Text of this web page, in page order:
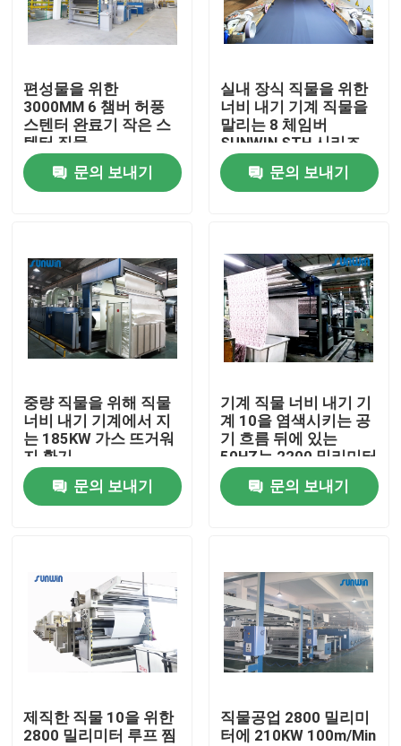
제품
우리에 대하여
공장 여행
품질 관리
연락주세요
직물 너비 내기 기계
구성 너비 내기 기계
편성물을 위한
3000MM 6 챔버 허풍
스텐터 완료기 작은 스
텐터 직물
문의 보내기
실내 장식 직물을 위한
너비 내기 기계 직물을
말리는 8 체임버
SUNWIN STH 시리즈
허풍
문의 보내기
중량 직물을 위해 직물
너비 내기 기계에서 지
는 185KW 가스 뜨거워
지 환기
문의 보내기
기계 직물 너비 내기 기
계 10을 염색시키는 공
기 흐름 뒤에 있는
50HZ는 2200 밀리미터
를 챔버에 수용합니다
문의 보내기
제직한 직물 10을 위한
2800 밀리미터 루프 찜
직물공업 2800 밀리미
터에 210KW 100m/Min